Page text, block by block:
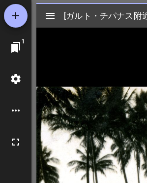
1
Mirador
ビ
ワ
[ガルト・チパナス附
[ガルト・チパナス附